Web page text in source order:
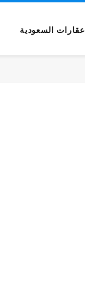
عقارات السعودية